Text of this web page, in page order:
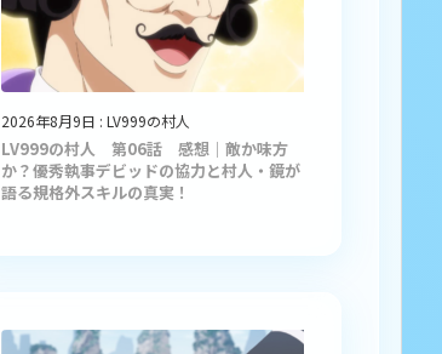
2026年8月9日 : LV999の村人
LV999の村人 第06話 感想｜敵か味方
か？優秀執事デビッドの協力と村人・鏡が
語る規格外スキルの真実！